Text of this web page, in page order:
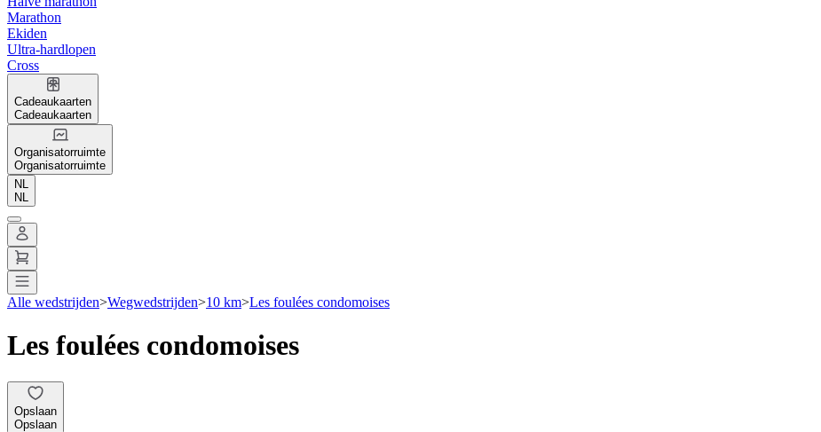
Marathon
Ekiden
Ultra-hardlopen
Cross
Cadeaukaarten
Cadeaukaarten
Organisatorruimte
Organisatorruimte
NL
NL
Alle wedstrijden>Wegwedstrijden>10 km>Les foulées condomoises
Les foulées condomoises
Opslaan
Opslaan